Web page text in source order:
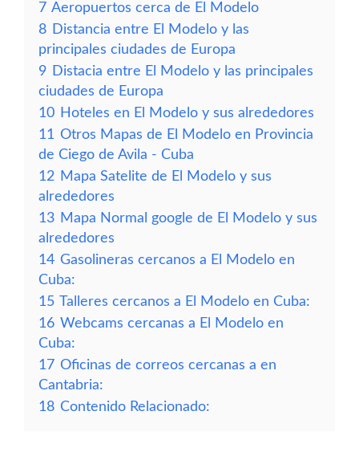
7 Aeropuertos cerca de El Modelo
8 Distancia entre El Modelo y las
principales ciudades de Europa
9 Distacia entre El Modelo y las principales
ciudades de Europa
10 Hoteles en El Modelo y sus alrededores
11 Otros Mapas de El Modelo en Provincia
de Ciego de Avila - Cuba
12 Mapa Satelite de El Modelo y sus
alrededores
13 Mapa Normal google de El Modelo y sus
alrededores
14 Gasolineras cercanos a El Modelo en
Cuba:
15 Talleres cercanos a El Modelo en Cuba:
16 Webcams cercanas a El Modelo en
Cuba:
17 Oficinas de correos cercanas a en
Cantabria:
18 Contenido Relacionado: